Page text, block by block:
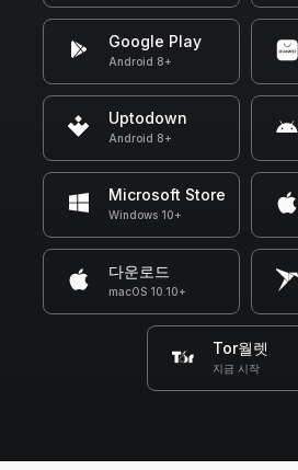
Google Play
Android 8+
Uptodown
Android 8+
Microsoft Store
Windows 10+
다운로드
macOS 10.10+
Tor월렛
지금 시작